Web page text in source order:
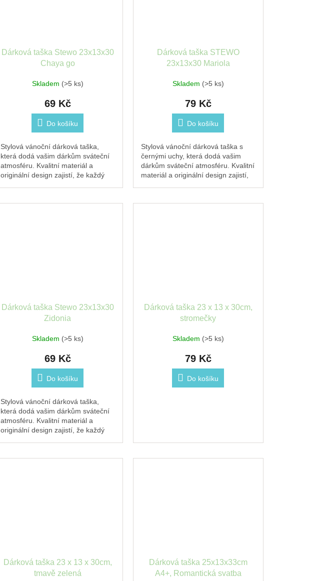
Dárková taška Stewo 23x13x30
Chaya go
Skladem (>5 ks)
69 Kč
Do košíku
Stylová vánoční dárková taška,
která dodá vašim dárkům sváteční
atmosféru. Kvalitní materiál a
originální design zajistí, že každý
Dárková taška STEWO
23x13x30 Mariola
Skladem (>5 ks)
79 Kč
Do košíku
Stylová vánoční dárková taška s
černými uchy, která dodá vašim
dárkům sváteční atmosféru. Kvalitní
materiál a originální design zajistí,
Dárková taška Stewo 23x13x30
Zidonia
Skladem (>5 ks)
69 Kč
Do košíku
Stylová vánoční dárková taška,
která dodá vašim dárkům sváteční
atmosféru. Kvalitní materiál a
originální design zajistí, že každý
Dárková taška 23 x 13 x 30cm,
stromečky
Skladem (>5 ks)
79 Kč
Do košíku
Dárková taška 23 x 13 x 30cm,
tmavě zelená
Dárková taška 25x13x33cm
A4+, Romantická svatba